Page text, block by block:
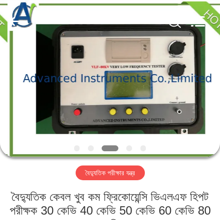
কারখানা
মান
Advanced
Instruments
Co.,Limited.
All
Rights
Reserved.
বৈদ্যুতিক পরীক্ষার যন্ত্র
বৈদ্যুতিক কেবল খুব কম ফ্রিকোয়েন্সি ভিএলএফ হিপট
পরীক্ষক 30 কেভি 40 কেভি 50 কেভি 60 কেভি 80